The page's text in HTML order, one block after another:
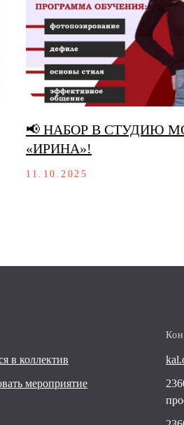
📢 НАБОР В СТУДИЮ
«ИРИНА»!
11.10.2025
в коллектив
мероприятие